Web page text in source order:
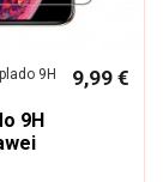
9H
9H
9,99 €